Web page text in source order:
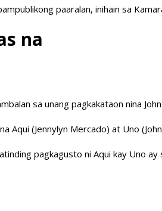
paaralan, inihain sa
na
sa unang pagkakataon nina
Aqui (Jennylyn Mercado) at Uno
pagkagusto ni Aqui kay Uno